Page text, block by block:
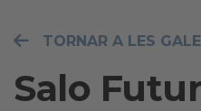
TORNAR A LES
Salo